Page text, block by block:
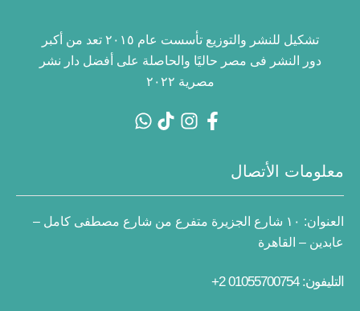
تشكيل للنشر والتوزيع تأسست عام ٢٠١٥ تعد من أكبر
دور النشر فى مصر حاليًا والحاصلة على أفضل دار نشر
مصرية ٢٠٢٢
معلومات الأتصال
العنوان:
١٠ شارع الجزيرة متفرع من شارع مصطفى كامل –
عابدين – القاهرة
التليفون: 01055700754 2+